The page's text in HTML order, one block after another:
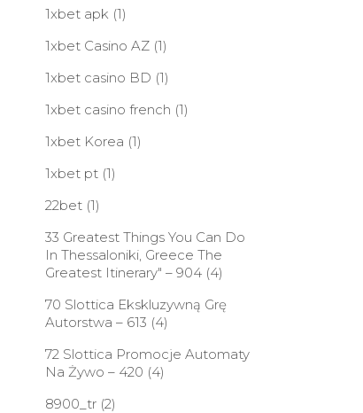
1xbet apk (1)
1xbet Casino AZ(1)
1xbet casino BD (1)
1xbet casino french (1)
1xbet Korea (1)
1xbet pt(1)
22bet(1)
33 Greatest Things You Can Do
In Thessaloniki, Greece The
Greatest Itinerary" – 904(4)
70 Slottica Ekskluzywną Grę
Autorstwa – 613 (4)
72 Slottica Promocje Automaty
Na Żywo – 420 (4)
8900_tr(2)